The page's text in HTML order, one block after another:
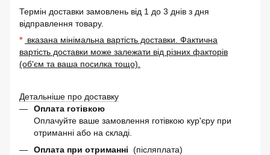
Термін доставки замовлень від 1 до 3 днів з дня
відправлення товару.
* вказана мінімальна вартість доставки. Фактична
вартість доставки може залежати від різних факторів
(об'єм та ваша посилка тощо).
Детальніше про доставку
Оплата готівкою
Оплачуйте ваше замовлення готівкою кур'єру при
отриманні або на складі.
Оплата при отриманні (післяплата)